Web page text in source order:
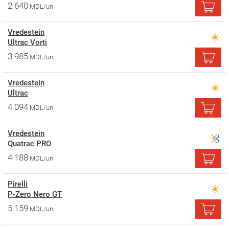
2 640 MDL/un
Vredestein
Ultrac Vorti
3 985 MDL/un
Vredestein
Ultrac
4 094 MDL/un
Vredestein
Quatrac PRO
4 188 MDL/un
Pirelli
P-Zero Nero GT
5 159 MDL/un